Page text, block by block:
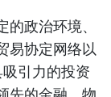
政治环境、
易协定网络以
引力的投资